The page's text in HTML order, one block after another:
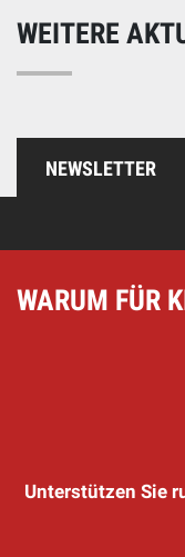
WEITERE
NEWSLETTER
WARUM FÜR
Unterstützen Sie